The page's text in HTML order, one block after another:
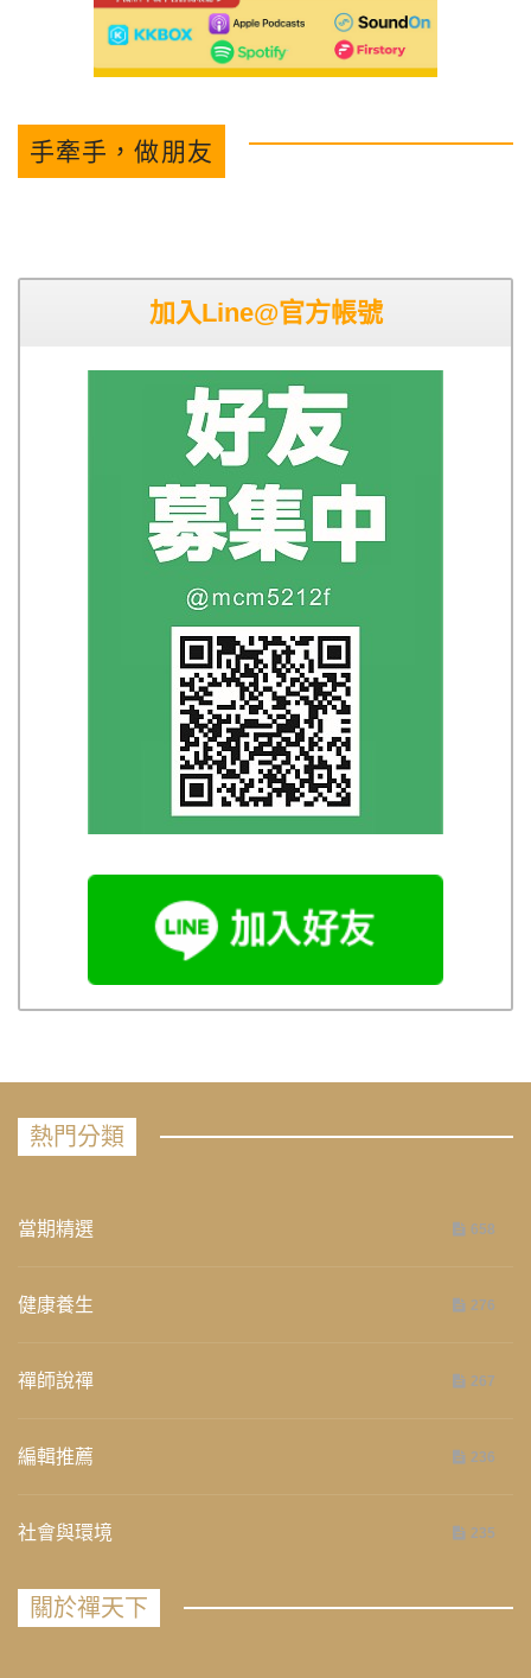
手牽手，做朋友
加入Line@官方帳號
熱門分類
當期精選 658
健康養生 276
禪師說禪 267
編輯推薦 236
社會與環境 235
關於禪天下